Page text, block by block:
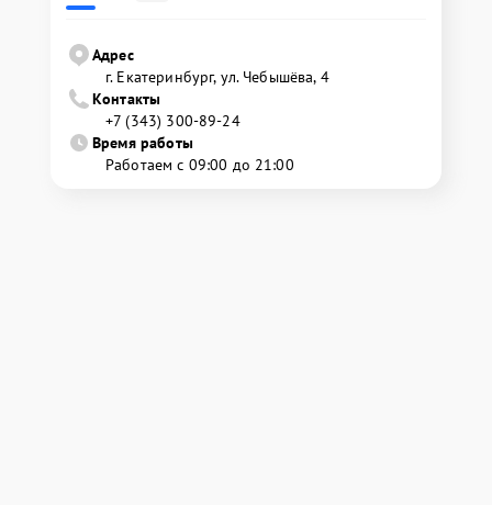
Адрес
г. Екатеринбург, ул. Чебышёва, 4
Контакты
+7 (343) 300-89-24
Время работы
Работаем с 09:00 до 21:00